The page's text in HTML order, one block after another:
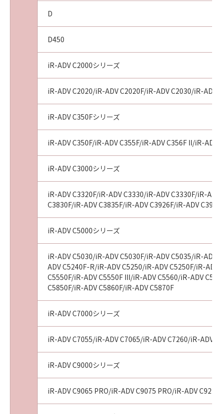
たは不法行為によりお客様に損害が生じた場
合、いかなる損害(逸失利益およびその他の派生
的または付随的な損害を含むがこれらに限定さ
れない全ての損害をいいます。) についても、一
切の責任を負わないものとします。
お客様とキヤノンとの間の本契約が消費者契約
法に定める消費者契約に該当する場合であっ
て、「許諾ソフトウェア」の動作が実質的に仕
並びにキヤノンのライセンサーのすべての責任
かわらず、当該不一致により生じた問題を解決
するための対応策の提示、対応策の実施または
「許諾ソフトウェア」の修正版の作成および提
供のみです。キヤノン、キヤノンの子会社、そ
れらの販売代理店または販売店並びにキヤノン
のライセンサーは、お客様による「許諾ソフト
ウェア」の誤用または本契約において許諾され
ていない方法による使用が原因で当該問題が生
じた場合、前記の責任を負いません。ただし、
お客様とキヤノンとの間の本契約が消費者契約
法に定める消費者契約に該当する場合であっ
て、キヤノン、キヤノンの子会社、それらの販
売代理店または販売店並びにキヤノンのライセ
ンサーの故意または重過失による債務不履行ま
たは不法行為に起因して「許諾ソフトウェア」
に関しお客様に生じた損害については、本項は
適用されないものとします。
キヤノン、キヤノンの子会社、それらの販売代
理店および販売店、並びにキヤノンのライセン
サーは、「許諾ソフトウェア」の使用に起因ま
D
D450
iR-ADV C2000シリーズ
iR-ADV C2020/iR-ADV C2020F/iR-ADV C2030/iR-
iR-ADV C350Fシリーズ
iR-ADV C350F/iR-ADV C355F/iR-ADV C356F II/iR-
iR-ADV C3000シリーズ
iR-ADV C3320F/iR-ADV C3330/iR-ADV C3330F/iR-
C3830F/iR-ADV C3835F/iR-ADV C3926F/iR-ADV
iR-ADV C5000シリーズ
iR-ADV C5030/iR-ADV C5030F/iR-ADV C5035/iR-
ADV C5240F-R/iR-ADV C5250/iR-ADV C5250F/iR-
C5550F/iR-ADV C5550F III/iR-ADV C5560/iR-ADV
C5850F/iR-ADV C5860F/iR-ADV C5870F
iR-ADV C7000シリーズ
iR-ADV C7055/iR-ADV C7065/iR-ADV C7260/iR-ADV
iR-ADV C9000シリーズ
iR-ADV C9065 PRO/iR-ADV C9075 PRO/iR-ADV